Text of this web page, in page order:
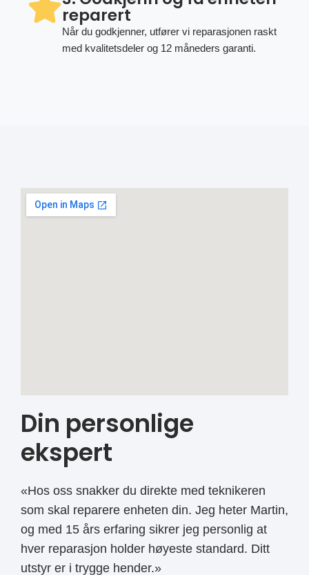
reparert
Når du godkjenner, utfører vi reparasjonen raskt
med kvalitetsdeler og 12 måneders garanti.
Din personlige
ekspert
«Hos oss snakker du direkte med teknikeren
som skal reparere enheten din. Jeg heter Martin,
og med 15 års erfaring sikrer jeg personlig at
hver reparasjon holder høyeste standard. Ditt
utstyr er i trygge hender.»